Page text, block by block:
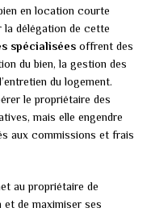
en location courte
délégation de cette
spécialisées offrent des
du bien, la gestion des
du logement.
le propriétaire des
mais elle engendre
aux commissions et frais
au propriétaire de
de maximiser ses